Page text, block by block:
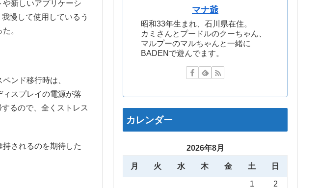
新しいアプリケーシ
慢して使用しているう
。
ンド移行時は、
スプレイの電源が落
るので、全くストレス
されるのを期待した
マナ爺
昭和33年生まれ、石川県在住。
カミさんとプードルのクーちゃん、
マルプーのマルちゃんと一緒に
BADENで遊んでます。
カレンダー
2026年8月
月 火 水 木 金 土 日
1
2